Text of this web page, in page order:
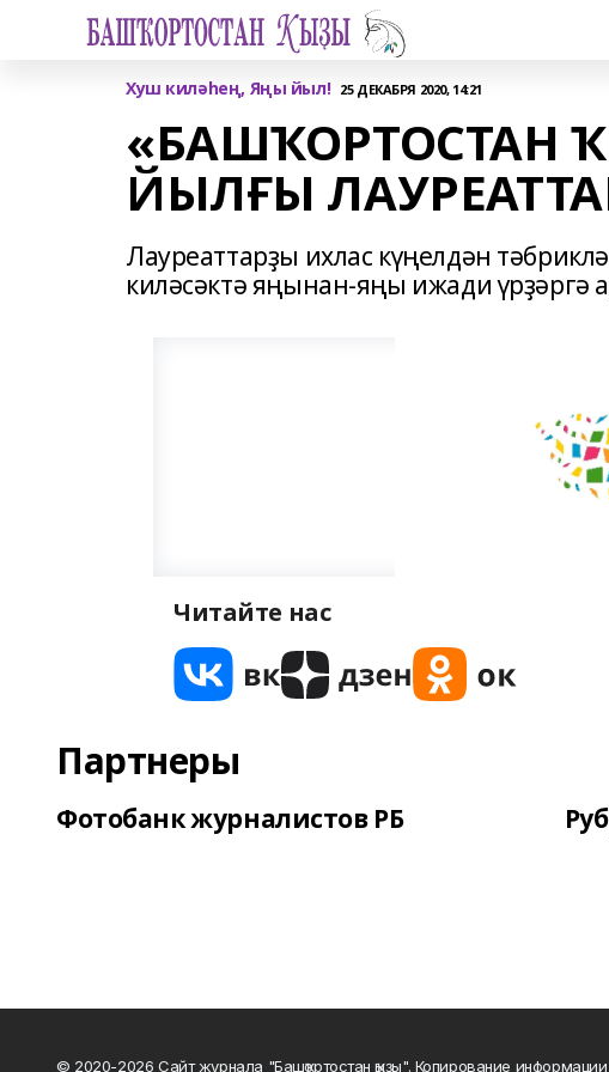
Хуш киләһең, Яңы йыл! 25 ДЕКАБРЯ 2020, 14:21
«БАШҠОРТОСТАН
ЙЫЛҒЫ
Лауреаттарҙы ихлас күңелдән
киләсәктә яңынан-яңы ижади үрҙәргә
Читайте нас
Партнеры
Фотобанк журналистов РБ
© 2020-2026 Сайт журнала "Башҡортостан ҡыҙы". Копирование